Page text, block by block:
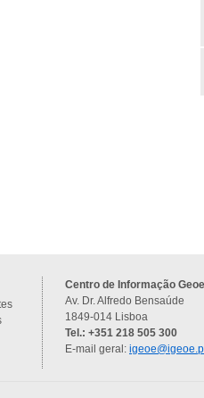
Centro de Informação
Av. Dr. Alfredo Bensaúde
1849-014 Lisboa
Tel.: +351 218 505 300
E-mail geral: